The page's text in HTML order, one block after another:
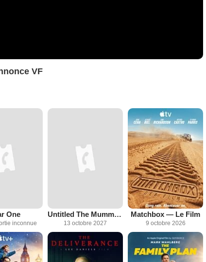
VF
One
inconnue
Untitled The Mummy Franchise
13 octobre 2027
Matchbox — Le Film
9 octobre 2026